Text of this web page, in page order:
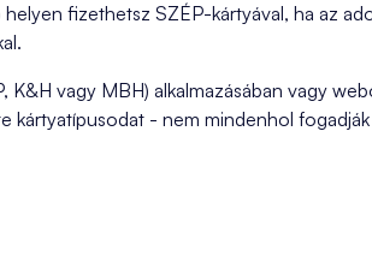
fizethetsz SZÉP-kártyával, ha az
vagy MBH) alkalmazásában vagy
- nem mindenhol fogadják